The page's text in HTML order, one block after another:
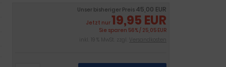
Unser bisheriger Preis 45,00 EUR
Jetzt nur19,95 EUR
Sie sparen 56% / 25,05 EUR
inkl. 19 % MwSt. zzgl.
Versandkosten